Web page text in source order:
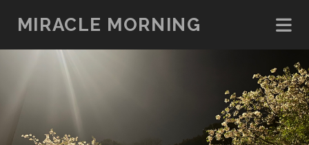
MIRACLE MORNING